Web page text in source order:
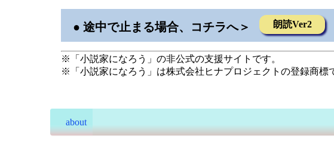
● 途中で止まる場合、コチラへ＞ 朗読Ver2
※「小説家になろう」の非公式の支援サイトです。
※「小説家になろう」は株式会社ヒナプロジェクトの登録商標
about